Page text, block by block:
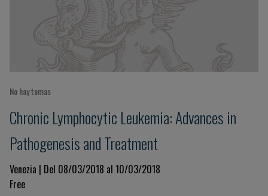
No hay temas
Chronic Lymphocytic Leukemia: Advances in
Pathogenesis and Treatment
Venezia | Del 08/03/2018 al 10/03/2018
Free